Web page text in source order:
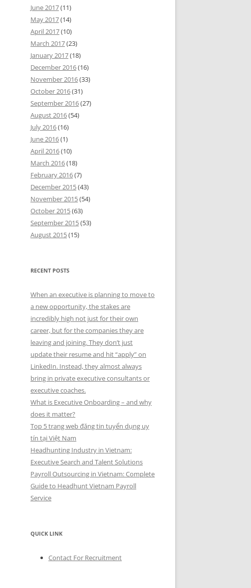
June 2017(11)
May 2017(14)
April 2017(10)
March 2017(23)
January 2017(18)
December 2016(16)
November 2016(33)
October 2016(31)
September 2016(27)
August 2016(54)
July 2016(16)
June 2016(1)
April 2016(10)
March 2016(18)
February 2016(7)
December 2015(43)
November 2015(54)
October 2015(63)
September 2015(53)
August 2015(15)
RECENT POSTS
When an executive is planning to move to
a new opportunity, the stakes are
incredibly high not just for their own
career, but for the companies they are
leaving and joining. They don’t just
update their resume and hit “apply” on
LinkedIn. Instead, they almost always
bring in private executive consultants or
executive coaches.
What is Executive Onboarding – and why
does it matter?
Top 5 trang web đăng tin tuyển dụng uy
tín tại Việt Nam
Headhunting Industry in Vietnam:
Executive Search and Talent Solutions
Payroll Outsourcing in Vietnam: Complete
Guide to Headhunt Vietnam Payroll
Service
QUICK LINK
Contact For Recruitment